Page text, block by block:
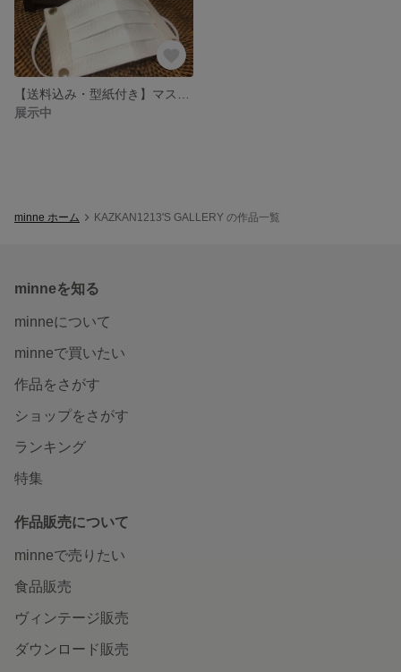
展示中
minne ホーム KAZKAN1213'S GALLERY の作品一覧
minneを知る
minneについて
minneで買いたい
作品をさがす
ショップをさがす
ランキング
特集
作品販売について
minneで売りたい
食品販売
ヴィンテージ販売
ダウンロード販売